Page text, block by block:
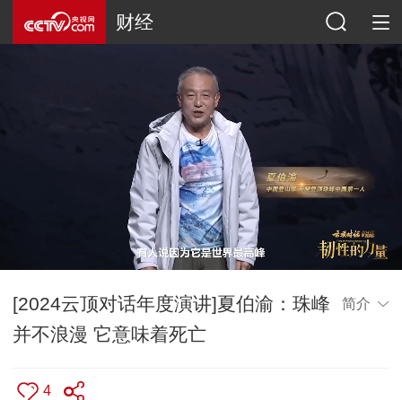
财经
[2024云顶对话年度演讲]夏伯渝：珠峰
并不浪漫 它意味着死亡
简介
4